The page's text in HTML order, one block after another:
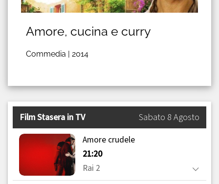
Amore, cucina e curry
Commedia | 2014